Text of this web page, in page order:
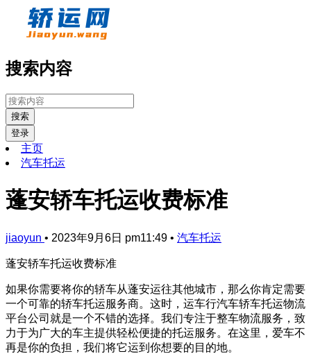
搜索内容
搜索
登录
主页
汽车托运
蓬安轿车托运收费标准
jiaoyun • 2023年9月6日 pm11:49 • 汽车托运
蓬安轿车托运收费标准
如果你需要将你的轿车从蓬安运往其他城市，那么你肯定需要
一个可靠的轿车托运服务商。这时，运车行汽车轿车托运物流
平台公司就是一个不错的选择。我们专注于整车物流服务，致
力于为广大的车主提供轻松便捷的托运服务。在这里，爱车不
再是你的负担，我们将它运到你想要的目的地。